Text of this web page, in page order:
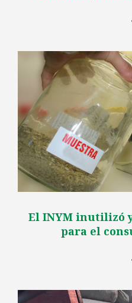
El INYM inutilizó
para el